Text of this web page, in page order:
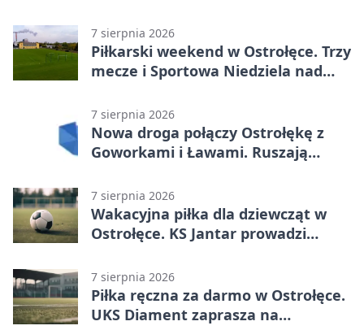
7 sierpnia 2026
Piłkarski weekend w Ostrołęce. Trzy
mecze i Sportowa Niedziela nad
7 sierpnia 2026
Nowa droga połączy Ostrołękę z
Goworkami i Ławami. Ruszają
7 sierpnia 2026
Wakacyjna piłka dla dziewcząt w
Ostrołęce. KS Jantar prowadzi
7 sierpnia 2026
Piłka ręczna za darmo w Ostrołęce.
UKS Diament zaprasza na